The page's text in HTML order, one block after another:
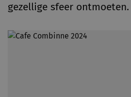
gezellige sfeer ontmoeten.